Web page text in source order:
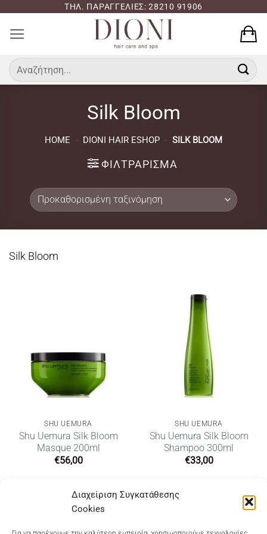
Διαχείριση Συγκατάθεσης
Cookies
περιεχόμενο
ΤΗΛ. ΠΑΡΑΓΓΕΛΙΕΣ: 28210 91906
Αναζήτηση
για:
Silk Bloom
HOME - DIONI HAIR ESHOP - SILK BLOOM
ΦΙΛΤΡΆΡΙΣΜΑ
Silk Bloom
SHU UEMURA
Shu Uemura Silk Bloom
Masque 200ml
€56,00
SHU UEMURA
Shu Uemura Silk Bloom
Shampoo 300ml
€33,00